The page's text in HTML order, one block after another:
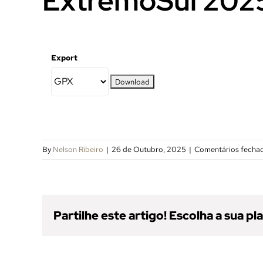
Export
By Nelson Ribeiro | 26 de Outubro, 2025 | Comentários
Partilhe este artigo! Escolha a sua